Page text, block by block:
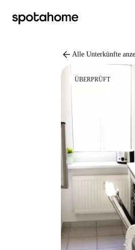
arrow_back Alle Unterkünfte
ÜBERPRÜFT